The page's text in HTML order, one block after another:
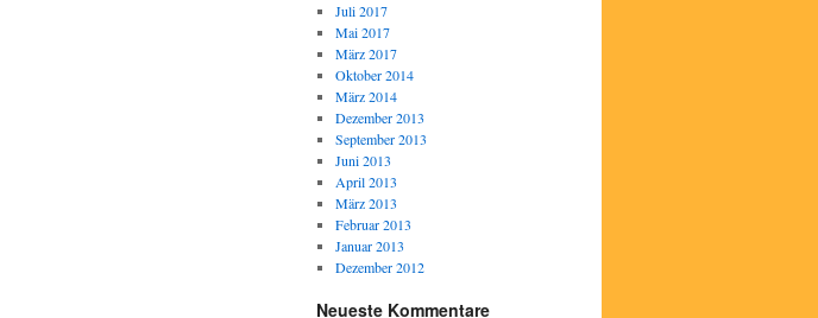
Juli 2017
Mai 2017
März 2017
Oktober 2014
März 2014
Dezember 2013
September 2013
Juni 2013
April 2013
März 2013
Februar 2013
Januar 2013
Dezember 2012
Neueste Kommentare